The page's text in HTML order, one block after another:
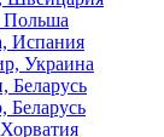
Польша
Испания
Украина
Беларусь
Беларусь